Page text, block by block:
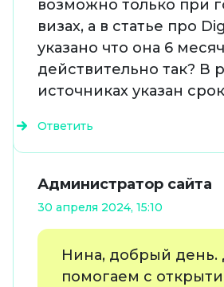
возможно только при
визах, а в статье про
указано что она 6
действительно так? В
источниках указан
Ответить
Администратор сайта
30 апреля 2024, 15:10
Нина, добрый день.
помогаем с